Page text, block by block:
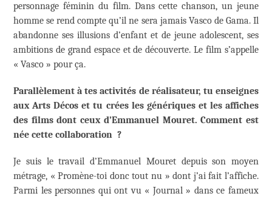
personnage féminin du film. Dans cette chanson, un jeune
homme se rend compte qu’il ne sera jamais Vasco de Gama. Il
abandonne ses illusions d’enfant et de jeune adolescent, ses
ambitions de grand espace et de découverte. Le film s’appelle
« Vasco » pour ça.
Parallèlement à tes activités de réalisateur, tu enseignes
aux Arts Décos et tu crées les génériques et les affiches
des films dont ceux d’Emmanuel Mouret. Comment est
née cette collaboration ?
Je suis le travail d’Emmanuel Mouret depuis son moyen
métrage, « Promène-toi donc tout nu » dont j’ai fait l’affiche.
Parmi les personnes qui ont vu « Journal » dans ce fameux